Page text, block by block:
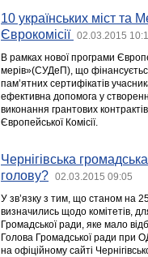
10 українських міст та
Єврокомісії 02.03.2015
В рамках нової програми
мерів»(СУДеП), що
пам’ятних сертифікатів
ефективна допомога у
виконання грантових
Європейської Комісії.
Чернігівська
голову?
02.03.2015 09:05
У зв’язку з тим, що станом на
визначились щодо комітетів,
Громадської ради, яке мало
Голова Громадської ради
на офіційному сайті